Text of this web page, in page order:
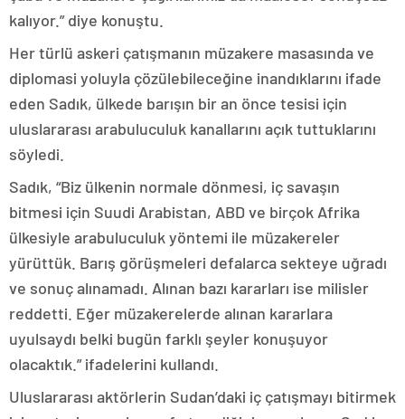
kalıyor.” diye konuştu.
Her türlü askeri çatışmanın müzakere masasında ve
diplomasi yoluyla çözülebileceğine inandıklarını ifade
eden Sadık, ülkede barışın bir an önce tesisi için
uluslararası arabuluculuk kanallarını açık tuttuklarını
söyledi.
Sadık, “Biz ülkenin normale dönmesi, iç savaşın
bitmesi için Suudi Arabistan, ABD ve birçok Afrika
ülkesiyle arabuluculuk yöntemi ile müzakereler
yürüttük. Barış görüşmeleri defalarca sekteye uğradı
ve sonuç alınamadı. Alınan bazı kararları ise milisler
reddetti. Eğer müzakerelerde alınan kararlara
uyulsaydı belki bugün farklı şeyler konuşuyor
olacaktık.” ifadelerini kullandı.
Uluslararası aktörlerin Sudan’daki iç çatışmayı bitirmek